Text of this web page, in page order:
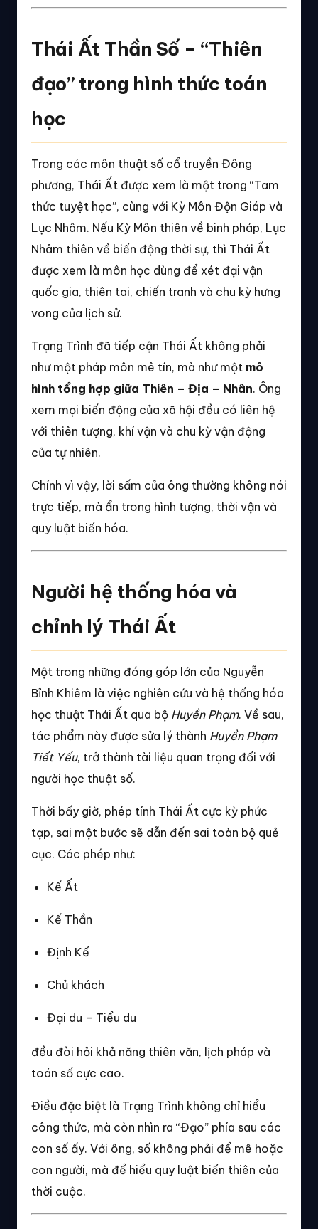
Thái Ất Thần Số – “Thiên
đạo” trong hình thức toán
học
Trong các môn thuật số cổ truyền Đông
phương, Thái Ất được xem là một trong “Tam
thức tuyệt học”, cùng với Kỳ Môn Độn Giáp và
Lục Nhâm. Nếu Kỳ Môn thiên về binh pháp, Lục
Nhâm thiên về biến động thời sự, thì Thái Ất
được xem là môn học dùng để xét đại vận
quốc gia, thiên tai, chiến tranh và chu kỳ hưng
vong của lịch sử.
Trạng Trình đã tiếp cận Thái Ất không phải
như một pháp môn mê tín, mà như một mô
hình tổng hợp giữa Thiên – Địa – Nhân. Ông
xem mọi biến động của xã hội đều có liên hệ
với thiên tượng, khí vận và chu kỳ vận động
của tự nhiên.
Chính vì vậy, lời sấm của ông thường không nói
trực tiếp, mà ẩn trong hình tượng, thời vận và
quy luật biến hóa.
Người hệ thống hóa và
chỉnh lý Thái Ất
Một trong những đóng góp lớn của Nguyễn
Bỉnh Khiêm là việc nghiên cứu và hệ thống hóa
học thuật Thái Ất qua bộ Huyền Phạm. Về sau,
tác phẩm này được sửa lý thành Huyền Phạm
Tiết Yếu, trở thành tài liệu quan trọng đối với
người học thuật số.
Thời bấy giờ, phép tính Thái Ất cực kỳ phức
tạp, sai một bước sẽ dẫn đến sai toàn bộ quẻ
cục. Các phép như:
Kế Ất
Kế Thần
Định Kế
Chủ khách
Đại du – Tiểu du
đều đòi hỏi khả năng thiên văn, lịch pháp và
toán số cực cao.
Điều đặc biệt là Trạng Trình không chỉ hiểu
công thức, mà còn nhìn ra “Đạo” phía sau các
con số ấy. Với ông, số không phải để mê hoặc
con người, mà để hiểu quy luật biến thiên của
thời cuộc.